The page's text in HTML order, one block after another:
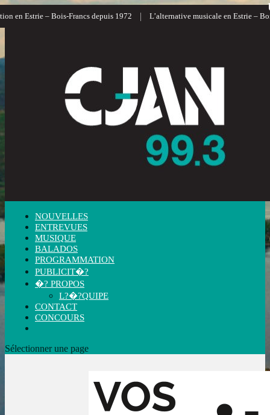
en Estrie – Bois-Francs depuis 1972 L’alternative musicale en Estrie –
NOUVELLES
ENTREVUES
MUSIQUE
BALADOS
PROGRAMMATION
PUBLICIT�?
�? PROPOS
L?�?QUIPE
CONTACT
CONCOURS
Sélectionner une page